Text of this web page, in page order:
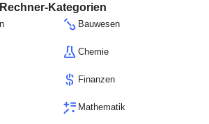
Rechner-Kategorien
Bauwesen
Chemie
Finanzen
Mathematik